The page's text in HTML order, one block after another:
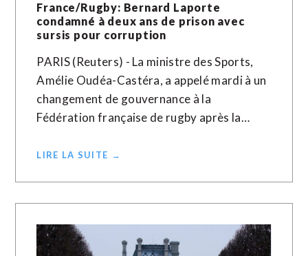
France/Rugby: Bernard Laporte
condamné à deux ans de prison avec
sursis pour corruption
PARIS (Reuters) - La ministre des Sports,
Amélie Oudéa-Castéra, a appelé mardi à un
changement de gouvernance à la
Fédération française de rugby après la…
LIRE LA SUITE →